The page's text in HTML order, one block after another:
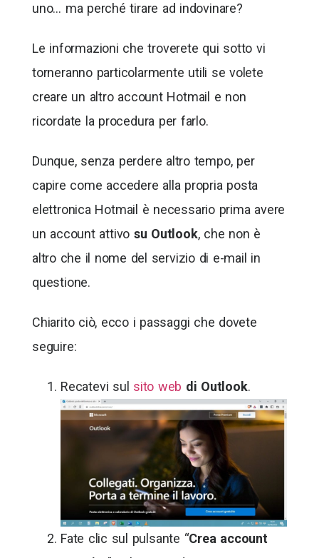
uno… ma perché tirare ad indovinare?
Le informazioni che troverete qui sotto vi
torneranno particolarmente utili se volete
creare un altro account Hotmail e non
ricordate la procedura per farlo.
Dunque, senza perdere altro tempo, per
capire come accedere alla propria posta
elettronica Hotmail è necessario prima avere
un account attivo su Outlook, che non è
altro che il nome del servizio di e-mail in
questione.
Chiarito ciò, ecco i passaggi che dovete
seguire:
Recatevi sul sito web di Outlook.
Fate clic sul pulsante “Crea account